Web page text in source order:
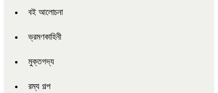
বই আলোচনা
ভ্রমণকাহিনী
মুক্তগদ্য
রম্য গল্প